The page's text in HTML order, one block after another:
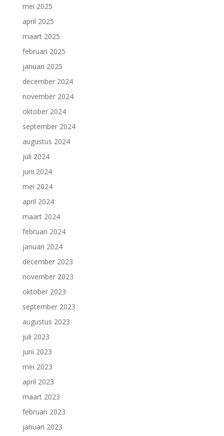
mei 2025
april 2025
maart 2025
februari 2025
januari 2025
december 2024
november 2024
oktober 2024
september 2024
augustus 2024
juli 2024
juni 2024
mei 2024
april 2024
maart 2024
februari 2024
januari 2024
december 2023
november 2023
oktober 2023
september 2023
augustus 2023
juli 2023
juni 2023
mei 2023
april 2023
maart 2023
februari 2023
januari 2023